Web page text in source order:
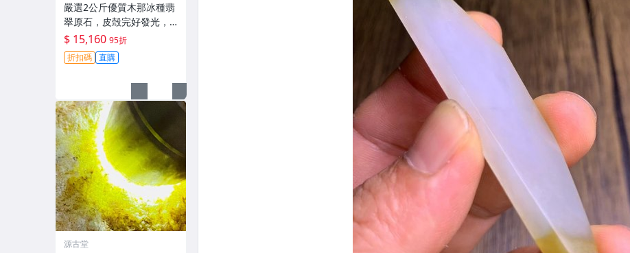
嚴選2公斤優質木那冰種翡
翠原石，皮殻完好發光，
適合打造手鐲或掛件 #翡
翠 #冰種翡翠 #A貨翡翠
$ 15,160 95折
折扣碼 直購
源古堂